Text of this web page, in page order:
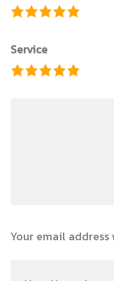
Service
Your email